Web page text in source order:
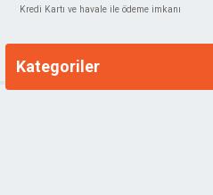
Kredi Kartı ve havale ile ödeme imkanı
Kategoriler
Markalar